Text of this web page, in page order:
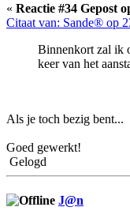
« Reactie #34 Gepost
Citaat van: Sande® op
Binnenkort zal ik
keer van het
Als je toch bezig bent...
Goed gewerkt!
Gelogd
J@n